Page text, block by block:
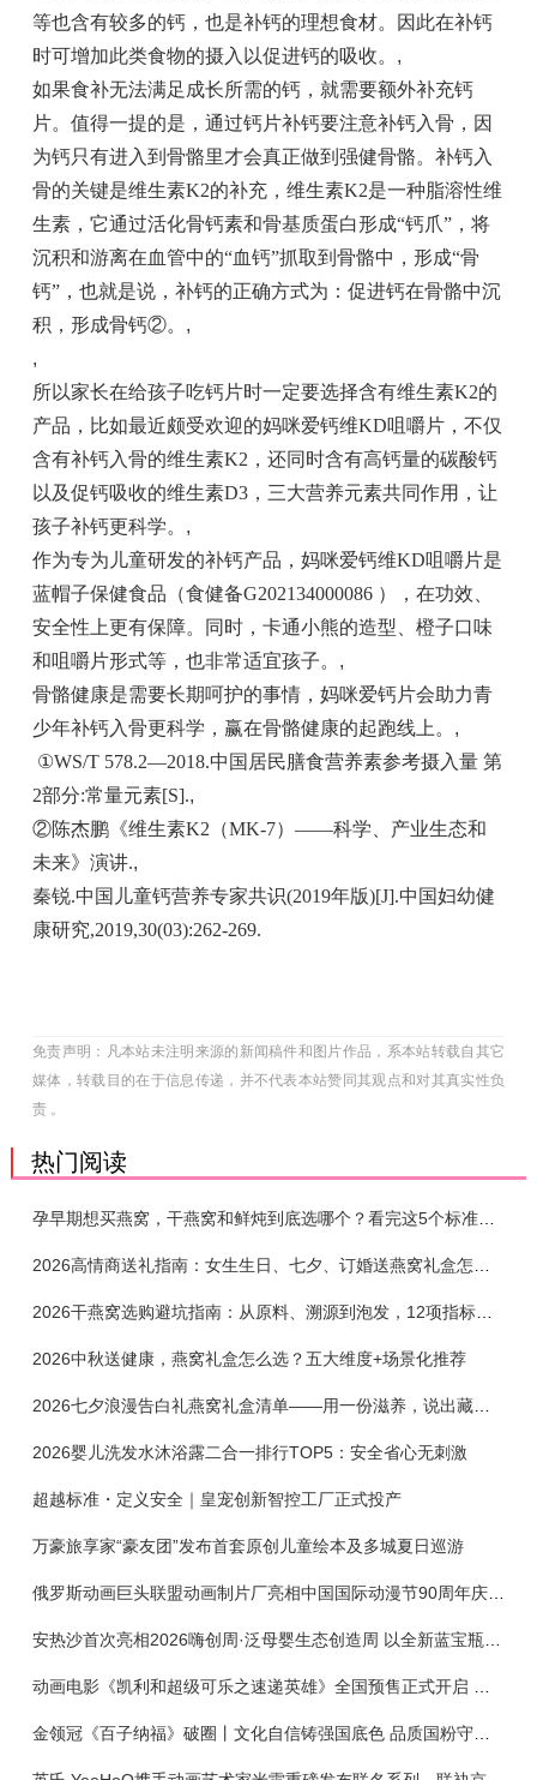
等也含有较多的钙，也是补钙的理想食材。因此在补钙
时可增加此类食物的摄入以促进钙的吸收。 ,
如果食补无法满足成长所需的钙，就需要额外补充钙
片。值得一提的是，通过钙片补钙要注意补钙入骨，因
为钙只有进入到骨骼里才会真正做到强健骨骼。补钙入
骨的关键是维生素K2的补充，维生素K2是一种脂溶性维
生素，它通过活化骨钙素和骨基质蛋白形成“钙爪”，将
沉积和游离在血管中的“血钙”抓取到骨骼中，形成“骨
钙”，也就是说，补钙的正确方式为：促进钙在骨骼中沉
积，形成骨钙②。 ,
,
所以家长在给孩子吃钙片时一定要选择含有维生素K2的
产品，比如最近颇受欢迎的妈咪爱钙维KD咀嚼片，不仅
含有补钙入骨的维生素K2，还同时含有高钙量的碳酸钙
以及促钙吸收的维生素D3，三大营养元素共同作用，让
孩子补钙更科学。 ,
作为专为儿童研发的补钙产品，妈咪爱钙维KD咀嚼片是
蓝帽子保健食品（食健备G202134000086 ），在功效、
安全性上更有保障。同时，卡通小熊的造型、橙子口味
和咀嚼片形式等，也非常适宜孩子。 ,
骨骼健康是需要长期呵护的事情，妈咪爱钙片会助力青
少年补钙入骨更科学，赢在骨骼健康的起跑线上。 ,
①WS/T 578.2—2018.中国居民膳食营养素参考摄入量 第
2部分:常量元素[S].,
②陈杰鹏《维生素K2（MK-7）——科学、产业生态和
未来》演讲.,
秦锐.中国儿童钙营养专家共识(2019年版)[J].中国妇幼健
康研究,2019,30(03):262-269.
免责声明：凡本站未注明来源的新闻稿件和图片作品，系本站转载自其它
媒体，转载目的在于信息传递，并不代表本站赞同其观点和对其真实性负
责 。
热门阅读
孕早期想买燕窝，干燕窝和鲜炖到底选哪个？看完这5个标准再下单
2026干燕窝选购避坑指南：从原料、溯源到泡发，12项指标判断靠谱燕窝
2026中秋送健康，燕窝礼盒怎么选？五大维度+场景化推荐
2026七夕浪漫告白礼燕窝礼盒清单——用一份滋养，说出藏在心底的爱
2026婴儿洗发水沐浴露二合一排行TOP5：安全省心无刺激
超越标准・定义安全｜皇宠创新智控工厂正式投产
万豪旅享家“豪友团”发布首套原创儿童绘本及多城夏日巡游
俄罗斯动画巨头联盟动画制片厂亮相中国国际动漫节90周年庆开启中国之旅新篇章
金领冠《百子纳福》破圈丨文化自信铸强国底色 品质国粉守护新生